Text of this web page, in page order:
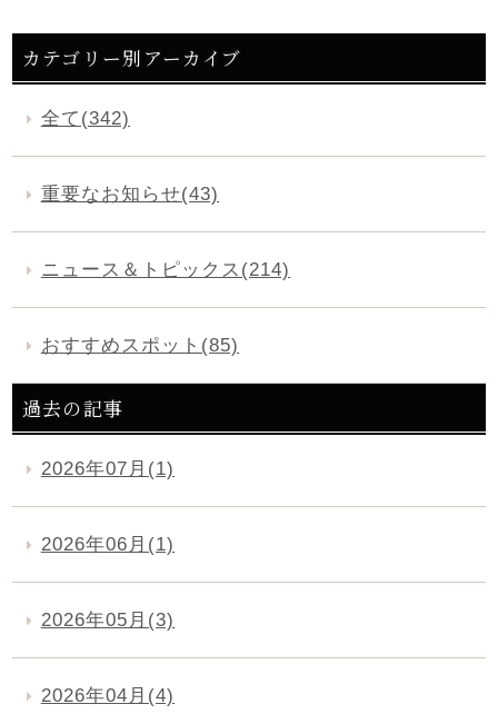
カテゴリー別アーカイブ
全て(342)
重要なお知らせ(43)
ニュース＆トピックス(214)
おすすめスポット(85)
過去の記事
2026年07月(1)
2026年06月(1)
2026年05月(3)
2026年04月(4)